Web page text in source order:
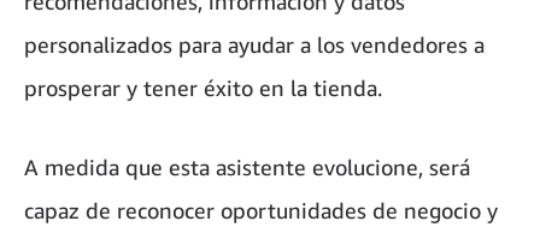
personalizados para ayudar a los vendedores a
prosperar y tener éxito en la tienda.
A medida que esta asistente evolucione, será
capaz de reconocer oportunidades de negocio y